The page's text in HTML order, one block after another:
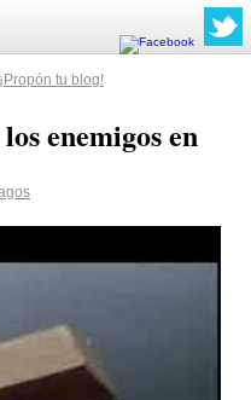
tu blog!
enemigos en